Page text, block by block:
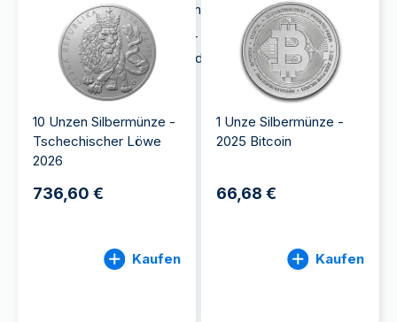
Sammlern und Anlegern gleichermaßen geschätzt.
Bei GOLD AVENUE führen wir eine breite Auswahl
an beliebtenSilbermünzen und Silberprodukten
10 Unzen Silbermünze -
Tschechischer Löwe
2026
736,60 €
Kaufen
1 Unze Silbermünze -
2025 Bitcoin
66,68 €
Kaufen